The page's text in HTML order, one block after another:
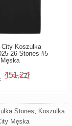
City Koszulka
26 Stones #5
451,2zł
Stones, Koszulka
Męska